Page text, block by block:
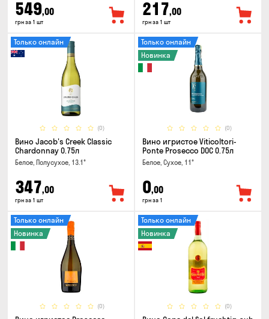
549,00
грн за 1 шт
217,00
грн за 1 шт
(0)
Только онлайн
Вино Jacob's Creek Classic
Chardonnay 0.75л
Белое, Полусухое, 13.1°
347,00
грн за 1 шт
(0)
Только онлайн
Новинка
Вино игристое Viticoltori-
Ponte Prosecco DOC 0.75л
Белое, Сухое, 11°
0,00
грн за 1
(0)
Только онлайн
Новинка
(0)
Только онлайн
Новинка